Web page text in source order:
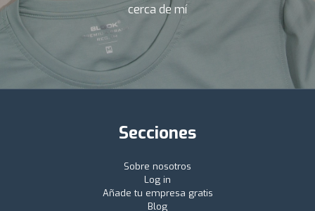
cerca de mí
Secciones
Sobre nosotros
Log in
Añade tu empresa gratis
Blog